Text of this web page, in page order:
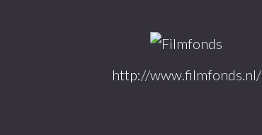
http://www.filmfonds.nl/